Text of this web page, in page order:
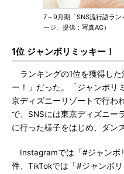
7～9月期「SNS流行語ラ
ージ、提供：写真AC）
1位 ジャンボリミッキー！
ランキングの1位を獲得した
ー！」だった。「ジャンボリ
京ディズニーリゾートで行わ
で、SNSには東京ディズニー
に行った様子をはじめ、ダン
Instagramでは「#ジャンボ
件、TikTokでは「#ジャンボ